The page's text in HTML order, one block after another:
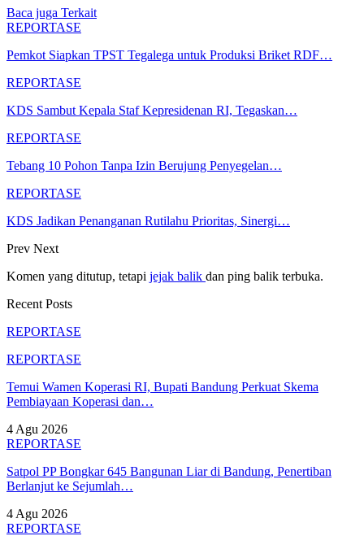
Baca juga Terkait
REPORTASE
Pemkot Siapkan TPST Tegalega untuk Produksi Briket RDF…
REPORTASE
KDS Sambut Kepala Staf Kepresidenan RI, Tegaskan…
REPORTASE
Tebang 10 Pohon Tanpa Izin Berujung Penyegelan…
REPORTASE
KDS Jadikan Penanganan Rutilahu Prioritas, Sinergi…
Prev Next
Komen yang ditutup, tetapi jejak balik dan ping balik terbuka.
Recent Posts
REPORTASE
REPORTASE
Temui Wamen Koperasi RI, Bupati Bandung Perkuat Skema
Pembiayaan Koperasi dan…
4 Agu 2026
REPORTASE
Satpol PP Bongkar 645 Bangunan Liar di Bandung, Penertiban
Berlanjut ke Sejumlah…
4 Agu 2026
REPORTASE